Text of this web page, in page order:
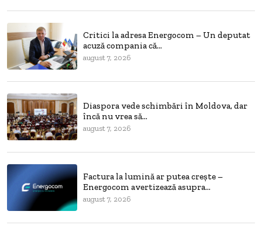
Critici la adresa Energocom – Un deputat
acuză compania că...
august 7, 2026
Diaspora vede schimbări în Moldova, dar
încă nu vrea să...
august 7, 2026
Factura la lumină ar putea crește –
Energocom avertizează asupra...
august 7, 2026